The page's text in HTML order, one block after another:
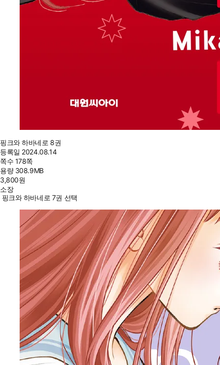
핑크와 하바네로 8권
등록일 2024.08.14
쪽수 178쪽
용량 308.9MB
3,800원
소장
핑크와 하바네로 7권 선택